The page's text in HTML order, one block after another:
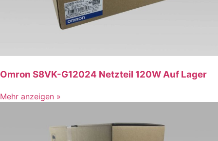
Omron S8VK-G12024 Netzteil 120W Auf Lager
Mehr anzeigen »